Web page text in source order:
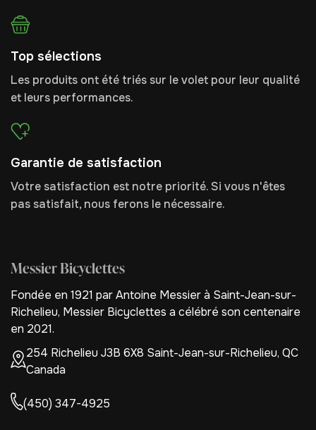
Top sélections
Les produits ont été triés sur le volet pour leur qualité
et leurs performances.
Garantie de satisfaction
Votre satisfaction est notre priorité. Si vous n'êtes
pas satisfait, nous ferons le nécessaire.
Messier Bicyclettes
Fondée en 1921 par Antoine Messier à Saint-Jean-sur-
Richelieu, Messier Bicyclettes a célébré son centenaire
en 2021.
254 Richelieu J3B 6X8 Saint-Jean-sur-Richelieu, QC
Canada
(450) 347-4925